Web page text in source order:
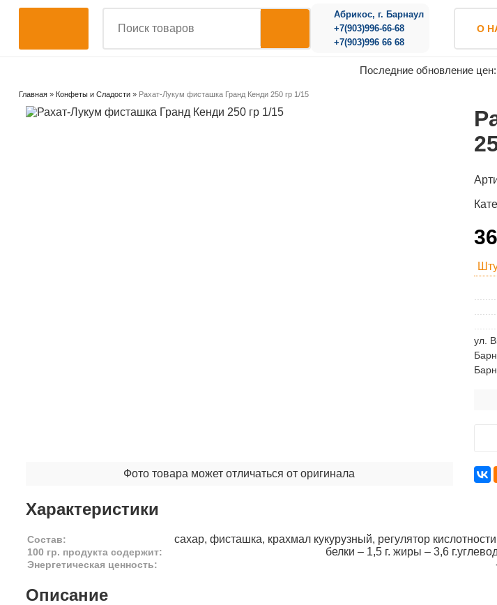
Абрикос, г. Барнаул
+7(903)996-66-68
+7(903)996 66 68
О
Последние обновление цен:
Главная» Конфеты и Сладости» Рахат-Лукум фисташка Гранд Кенди 250 гр 1/15
Фото товара может отличаться от оригинала
ул.
Характеристики
Состав: сахар, фисташка, крахмал кукурузный, регулятор
100 гр. продукта содержит: белки – 1,5 г. жиры – 3,6
Энергетическая ценность:
Описание